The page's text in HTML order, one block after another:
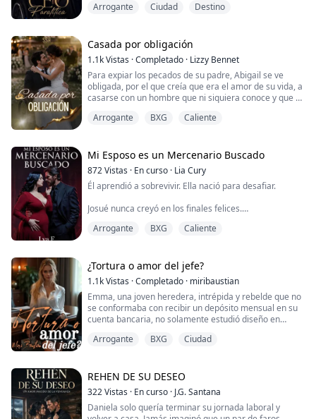
enamorarse. ?
Un hombre oscuro marcado por secretos.
Un acuerdo que debía durar un año…
y una atracción capaz de destruirlo todo.
Y un hombre que juró no enamorarse…
hasta que ella rompió todas sus reglas.
Arrogante Ciudad Destino
Casada por obligación
1.1kVistas ·Completado · Lizzy Bennet
Para expiar los pecados de su padre, Abigail se ve
obligada, por el que creía que era el amor de su vida, a
casarse con un hombre que ni siquiera conoce y que se
poco, termina embarazandose de él.
una empresa multimillonaria con muchos s...
Arrogante BXG Caliente
Mi Esposo es un Mercenario Buscado
872Vistas · En curso · Lia Cury
Él aprendió a sobrevivir. Ella nació para desafiar.
Josué nunca creyó en los finales felices.
Traicionado por su propia familia durante la
juego de poder. Transformado en una marioneta por
las circunstancias, terminó encontrando refugio entre
los hombres más peligrosos de la mafia rusa, donde
apre...
Arrogante BXG Caliente
¿Tortura o amor del jefe?
1.1kVistas ·Completado · miribaustian
Emma, una joven heredera, intrépida y rebelde que no
se conformaba con recibir un depósito mensual en su
cuenta bancaria, no solamente estudió diseño en
familia, también estudió abogacía, ella quería
MyE.
Era atrevida, osada, inteligente y decidida.
...
Arrogante BXG Ciudad
REHEN DE SU DESEO
322Vistas · En curso · J.G. Santana
Daniela solo quería terminar su jornada laboral y